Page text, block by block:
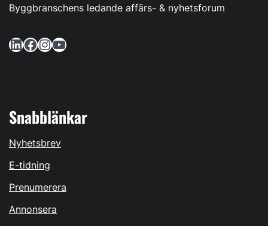
Byggbranschens ledande affärs- & nyhetsforum
LinkedIn Facebook InstagramYouTube
Snabblänkar
Nyhetsbrev
E-tidning
Prenumerera
Annonsera